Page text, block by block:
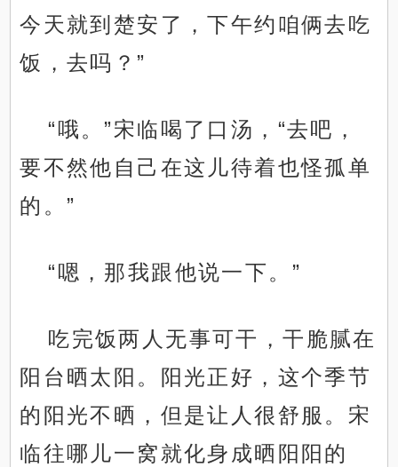
今天就到楚安了，下午约咱俩去吃
饭，去吗？”
“哦。”宋临喝了口汤，“去吧，
要不然他自己在这儿待着也怪孤单
的。”
“嗯，那我跟他说一下。”
吃完饭两人无事可干，干脆腻在
阳台晒太阳。阳光正好，这个季节
的阳光不晒，但是让人很舒服。宋
临往哪儿一窝就化身成晒阳阳的